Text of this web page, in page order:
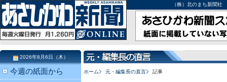
（株）北のまち新聞
ホーム 元・編集長の直言 記事
2026年8月6日（木）
今週の紙面から